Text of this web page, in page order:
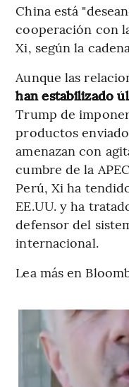
China está
cooperación con
Xi, según la
Aunque las
han estabilizado
Trump de
productos
amenazan con
cumbre de la
Perú, Xi ha
EE.UU. y ha
defensor del
internacional.
Lea más en